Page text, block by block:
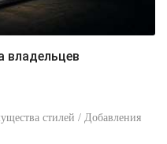
стилей / Добавления